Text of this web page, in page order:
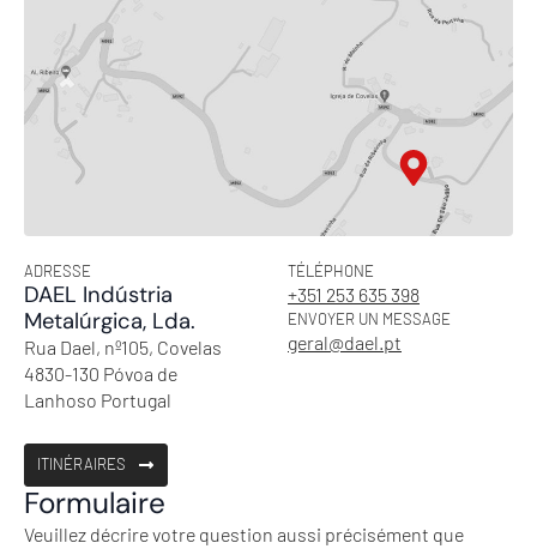
ADRESSE
DAEL Indústria
Metalúrgica, Lda.
Rua Dael, nº105, Covelas
4830-130 Póvoa de
Lanhoso Portugal
ITINÉRAIRES
TÉLÉPHONE
+351 253 635 398
ENVOYER UN MESSAGE
geral@dael.pt
Formulaire
Veuillez décrire votre question aussi précisément que